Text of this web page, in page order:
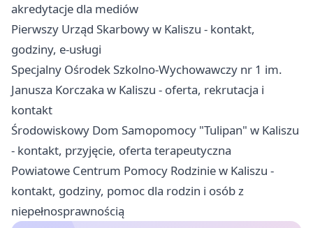
akredytacje dla mediów
Pierwszy Urząd Skarbowy w Kaliszu - kontakt,
godziny, e-usługi
Specjalny Ośrodek Szkolno-Wychowawczy nr 1 im.
Janusza Korczaka w Kaliszu - oferta, rekrutacja i
kontakt
Środowiskowy Dom Samopomocy "Tulipan" w Kaliszu
- kontakt, przyjęcie, oferta terapeutyczna
Powiatowe Centrum Pomocy Rodzinie w Kaliszu -
kontakt, godziny, pomoc dla rodzin i osób z
niepełnosprawnością